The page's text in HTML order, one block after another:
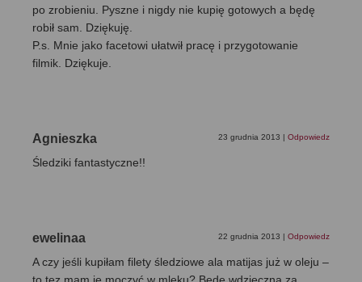
po zrobieniu. Pyszne i nigdy nie kupię gotowych a będę
robił sam. Dziękuję.
P.s. Mnie jako facetowi ułatwił pracę i przygotowanie
filmik. Dziękuje.
Agnieszka 23 grudnia 2013 | Odpowiedz
Śledziki fantastyczne!!
ewelinaa 22 grudnia 2013 | Odpowiedz
A czy jeśli kupiłam filety śledziowe ala matijas już w oleju –